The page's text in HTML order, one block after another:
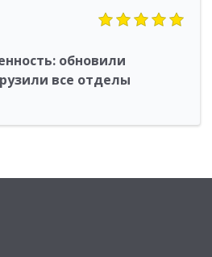
обновили
все отделы